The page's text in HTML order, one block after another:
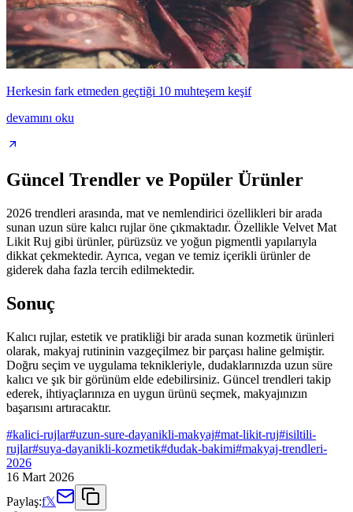
Herkesin fark etmeden geçtiği 10 muhteşem keşif
devamını oku
Güncel Trendler ve Popüler Ürünler
2026 trendleri arasında, mat ve nemlendirici özellikleri bir arada
sunan uzun süre kalıcı rujlar öne çıkmaktadır. Özellikle Velvet Mat
Likit Ruj gibi ürünler, pürüzsüz ve yoğun pigmentli yapılarıyla
dikkat çekmektedir. Ayrıca, vegan ve temiz içerikli ürünler de
giderek daha fazla tercih edilmektedir.
Sonuç
Kalıcı rujlar, estetik ve pratikliği bir arada sunan kozmetik ürünleri
olarak, makyaj rutininin vazgeçilmez bir parçası haline gelmiştir.
Doğru seçim ve uygulama teknikleriyle, dudaklarınızda uzun süre
kalıcı ve şık bir görünüm elde edebilirsiniz. Güncel trendleri takip
ederek, ihtiyaçlarınıza en uygun ürünü seçmek, makyajınızın
başarısını artıracaktır.
#kalici-rujlar#uzun-sure-dayanikli-makyaj#mat-likit-ruj#isiltili-
rujlar#suya-dayanikli-kozmetik#dudak-bakimi#makyaj-trendleri-
2026
16 Mart 2026
Paylaş:f𝕏